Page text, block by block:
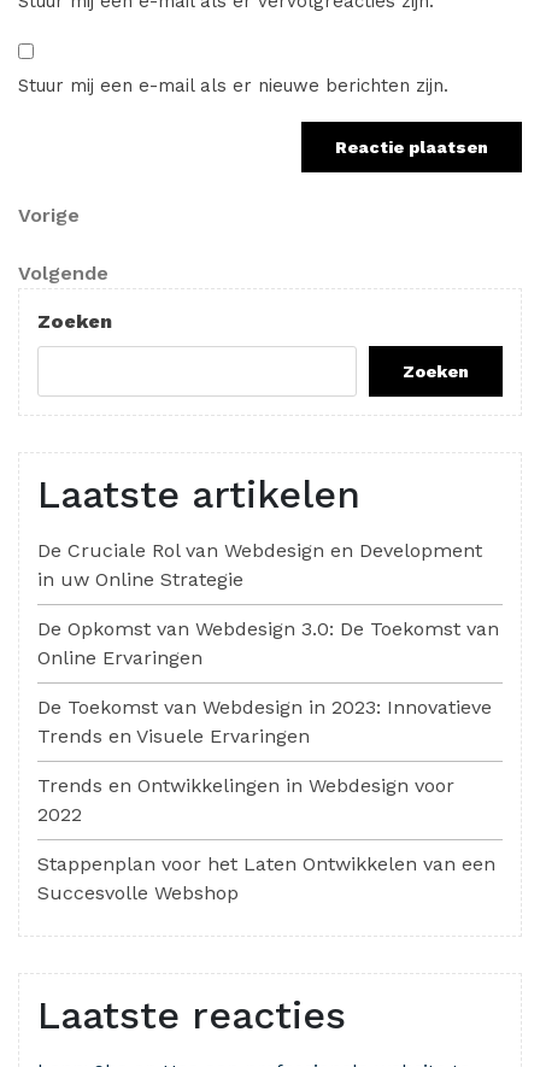
Stuur mij een e-mail als er nieuwe berichten zijn.
Berichtnavigatie
Vorig
Vorige
Volgend
bericht
Volgende
Zoeken
Zoeken
Laatste artikelen
De Cruciale Rol van Webdesign en Development
in uw Online Strategie
De Opkomst van Webdesign 3.0: De Toekomst van
Online Ervaringen
De Toekomst van Webdesign in 2023: Innovatieve
Trends en Visuele Ervaringen
Trends en Ontwikkelingen in Webdesign voor
2022
Stappenplan voor het Laten Ontwikkelen van een
Succesvolle Webshop
Laatste reacties